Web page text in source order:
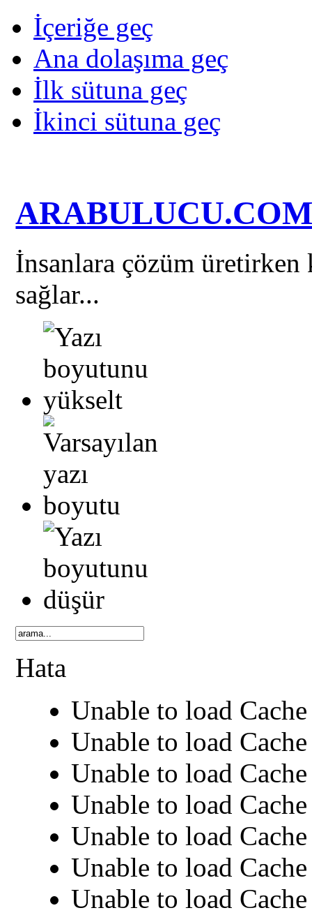
İçeriğe geç
Ana dolaşıma geç
İlk sütuna geç
İkinci sütuna geç
İnsanlara çözüm
sağlar...
Hata
Unable to load
Unable to load
Unable to load
Unable to load
Unable to load
Unable to load
Unable to load